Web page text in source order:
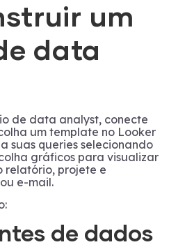
um
data
de data analyst, conecte
um template no Looker
suas queries selecionando
gráficos para visualizar
relatório, projete e
e-mail.
de dados